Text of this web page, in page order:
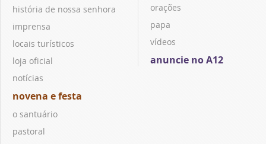
história de nossa senhora
imprensa
locais turísticos
loja oficial
notícias
novena e festa
o santuário
pastoral
orações
papa
vídeos
anuncie no A12